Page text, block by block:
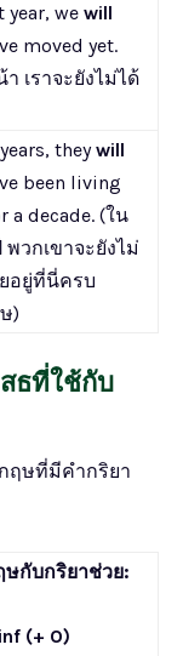
year, we will
moved yet.
เราจะยังไม่ได้
theywill
been living
a decade. (ใน
วกเขาจะยังไม่
อยู่ที่นี่ครบ
)
ธที่ใช้กับ
ฤษที่มีคำกริยา
ษกับกริยาช่วย:
(+ O)